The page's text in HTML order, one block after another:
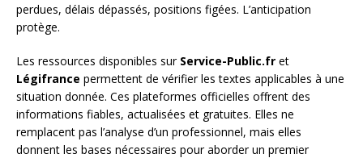
perdues, délais dépassés, positions figées. L’anticipation
protège.
Les ressources disponibles sur Service-Public.fr et
Légifrance permettent de vérifier les textes applicables à une
situation donnée. Ces plateformes officielles offrent des
informations fiables, actualisées et gratuites. Elles ne
remplacent pas l’analyse d’un professionnel, mais elles
donnent les bases nécessaires pour aborder un premier